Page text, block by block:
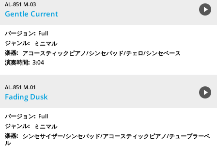
AL-851 M-03
Gentle Current
Full
ミニマル
アコースティックピアノ/シンセパッド/チェロ/シンセベース
3:04
AL-851 M-01
Fading Dusk
Full
ミニマル
シンセサイザー/シンセパッド/アコースティックピアノ/チューブラーベ
ル